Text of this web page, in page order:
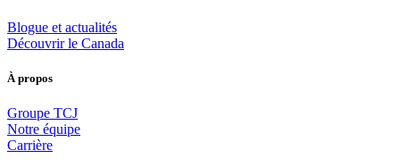
Blogue et actualités
Découvrir le Canada
À propos
Groupe TCJ
Notre équipe
Carrière